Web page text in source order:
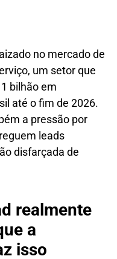
no mercado de
um setor que
bilhão em
até o fim de 2026.
a pressão por
leads
disfarçada de
realmente
a
isso